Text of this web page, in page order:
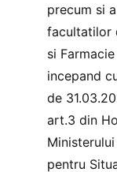
precum si
facultatilor
si
incepand
de
art.3 din
pentru